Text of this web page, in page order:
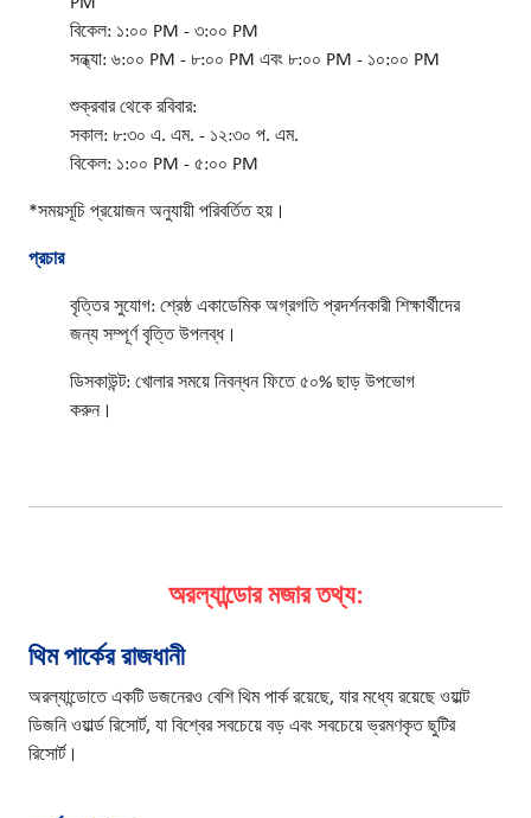
বিকেল: ১:০০ PM - ৩:০০ PM
সন্ধ্যা: ৬:০০ PM - ৮:০০ PM এবং ৮:০০ PM - ১০:০০ PM
শুক্রবার থেকে রবিবার:
সকাল: ৮:৩০ এ. এম. - ১২:৩০ প. এম.
বিকেল: ১:০০ PM - ৫:০০ PM
*সময়সূচি প্রয়োজন অনুযায়ী পরিবর্তিত হয়।
প্রচার
বৃত্তির সুযোগ: শ্রেষ্ঠ একাডেমিক অগ্রগতি প্রদর্শনকারী শিক্ষার্থীদের
জন্য সম্পূর্ণ বৃত্তি উপলব্ধ।
ডিসকাউন্ট: খোলার সময়ে নিবন্ধন ফিতে ৫০% ছাড় উপভোগ
করুন।
অরল্যান্ডোর মজার তথ্য:
থিম পার্কের রাজধানী
অরল্যান্ডোতে একটি ডজনেরও বেশি থিম পার্ক রয়েছে, যার মধ্যে রয়েছে ওয়াল্ট
ডিজনি ওয়ার্ল্ড রিসোর্ট, যা বিশ্বের সবচেয়ে বড় এবং সবচেয়ে ভ্রমণকৃত ছুটির
রিসোর্ট।